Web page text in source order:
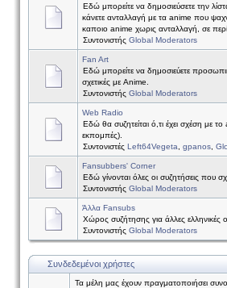
Εδώ μπορείτε να δημοσιεύσετε την
κάνετε ανταλλαγή με τα anime που
καποιο anime χωρις ανταλλαγή, σε
Συντονιστής Global Moderators
Fan Art
Εδώ μπορείτε να δημοσιεύετε
σχετικές με Anime.
Συντονιστής Global Moderators
Web Radio
Εδώ θα συζητείται ό,τι έχει σχέση με
εκπομπές).
Συντονιστές Left64Vegeta gpanos
Fansubbers' Corner
Εδώ γίνονται όλες οι συζητήσεις που
Συντονιστής Global Moderators
Άλλα Fansubs
Χώρος συζήτησης για άλλες
Συντονιστής Global Moderators
Συνδεδεμένοι χρήστες
Τα μέλη μας έχουν πραγματοποιήσει